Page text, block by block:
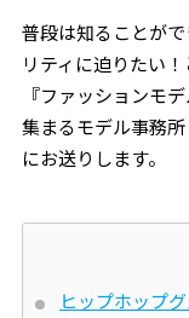
普段は知ることが
リティに迫りたい
『ファッションモ
集まるモデル事務所
にお送りします。
ヒップホップ